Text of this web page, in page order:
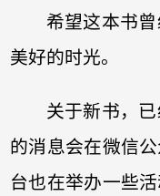
希望这本书
美好的时光。
关于新书，
的消息会在微信
台也在举办一些